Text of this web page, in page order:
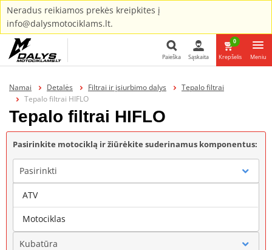
Neradus reikiamos prekės kreipkites į
info@dalysmotociklams.lt.
Paieška
Paieška Sąskaita
0
Krepšelis Meniu
Namai Detalės Filtrai ir įsiurbimo dalys
Tepalo filtrai
Tepalo filtrai HIFLO
Tepalo filtrai HIFLO
Pasirinkite motociklą ir žiūrėkite suderinamus komponentus:
Pasirinkti
Gamintojas
Kubatūra
ATV
Motociklas